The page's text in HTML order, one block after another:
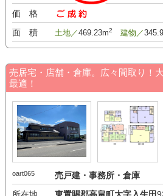
価 格
-万円
面 積
土地／469.23m2 建物／
売居宅・店舗・倉庫。広々間取り！
最適！
oart065
売戸建・事務所・倉庫